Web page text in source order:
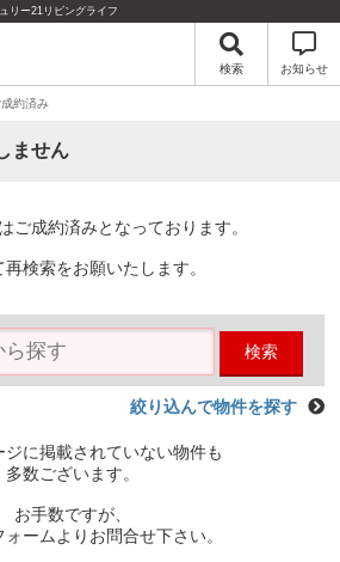
リー21リビングライフ
検索 お知らせ
成約済み
ません
ご成約済みとなっております。
検索をお願いたします。
検索
絞り込んで物件を探す
ジに掲載されていない物件も
多数ございます。
お手数ですが、
ームよりお問合せ下さい。